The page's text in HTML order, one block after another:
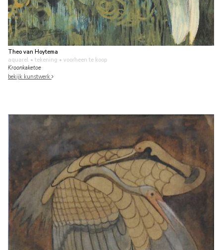
Theo van Hoytema
aquarel • tekening • voorheen te koop
Kroonkaketoe
bekijk kunstwerk